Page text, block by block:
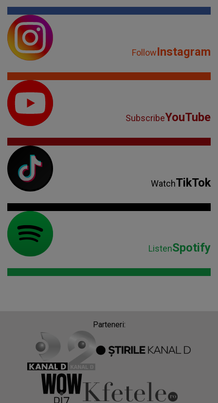
FollowInstagram
SubscribeYouTube
WatchTikTok
ListenSpotify
Parteneri: